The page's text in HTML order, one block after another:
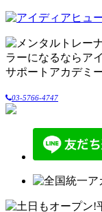
03-5766-4747